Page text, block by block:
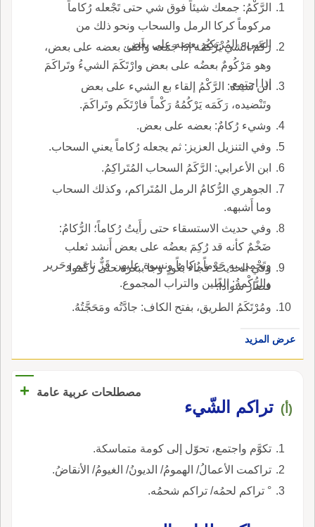
الرَّكْمُ: جمعك شيئاً فوق شي حتى تَجْعله رُكاماً
مركوماً كركا الرمل والسحاب ونحو ذلك من
الشيء المُرْتكِم بعضه على بعض.
رَكَمَ الشي يَرْكُمُه إذا جَمَعه وأَلقى بعضه على بعض،
وهو مَرْكُومٌ بعضُه على بعض وارْتَكَمَ الشيءُ وتَراكَمَ
إذا اجتمع.
الن سيده: الرَّكْمُ إلقاء بع الشيء على بعض
وتَنْضيده، رَكَمَه يَرْكُمُهُ رَكْماً فارْتَكَم وتَراكَمَ.
وشيء رُكامٌ: بعضه على بعض.
وفي التنزيل العزيز: ثم يجعله رُكاماً يعني السحاب.
ابن الأعرابي: الرَّكَمُ السحاب المُتَراكِمُ.
الجوهري الرُّكامُ الرمل المُتَراكم، وكذلك السحاب
وما أَشبهه.
وفي حديث الاستسقاء حتى رأَيتُ رُكاماً؛ الرُّكامُ:
ضَخْمٌ كأنه قد رُكِمَ بعضُه على بعض أَنشد ثعلب
وتَحْمِي به حَوْماً رُكاماً ونسوة عليهن قَزٌّ ناعم وحَرير
والرُّكْمةُ: الطين والتراب المجموع.
وفي الحديث: فجاء بعُودٍ وجا ببعرة حتى رَكَموا
فصار سواداً.
ومُرْتَكَمُ الطريق، بفتح الكاف: جادَّتُه ومَحَجَّتُهُ.
عرض المزيد
مصطلحات عربية عامة +
(أ) تراكم الشّيء
تكوَّم واجتمع، تحوّل إلى كومة متماسكة.
تراكمت الأعمالُ/ الهمومُ/ الديونُ/ الغيومُ/ الأنقاضُ.
° تراكم لحمُه/ تراكم شحمُه.